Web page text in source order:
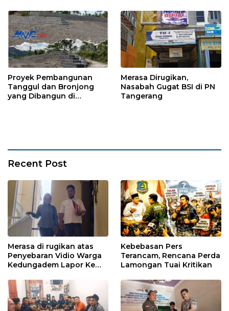
Proyek Pembangunan
Tanggul dan Bronjong
yang Dibangun di
Merasa Dirugikan,
Nasabah Gugat BSI di PN
Tangerang
Recent Post
Merasa di rugikan atas
Penyebaran Vidio Warga
Kedungadem Lapor Ke
Kebebasan Pers
Terancam, Rencana Perda
Lamongan Tuai Kritikan